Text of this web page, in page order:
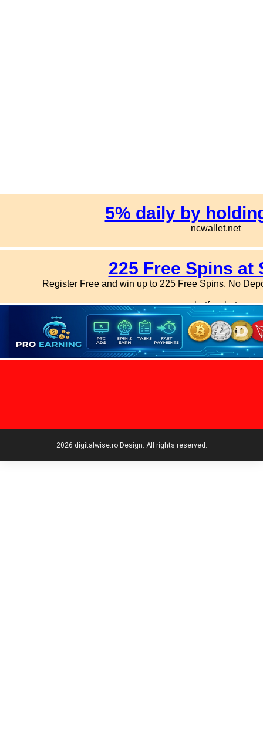
2026 digitalwise.ro Design. All rights reserved.